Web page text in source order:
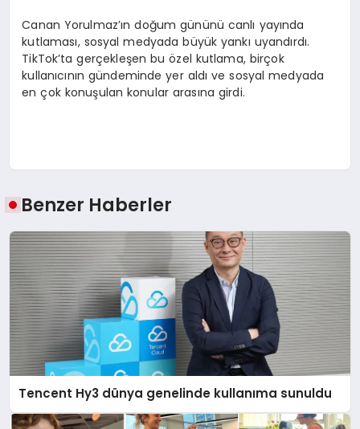
Canan Yorulmaz’ın doğum gününü canlı yayında
kutlaması, sosyal medyada büyük yankı uyandırdı.
TikTok’ta gerçekleşen bu özel kutlama, birçok
kullanıcının gündeminde yer aldı ve sosyal medyada
en çok konuşulan konular arasına girdi.
Benzer Haberler
Tencent Hy3 dünya genelinde kullanıma sunuldu